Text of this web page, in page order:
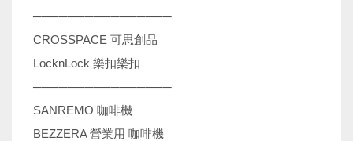
────────────────
CROSSPACE 可思創品
LocknLock 樂扣樂扣
────────────────
SANREMO 咖啡機
BEZZERA 營業用 咖啡機